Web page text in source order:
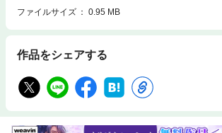
ファイルサイズ
0.95 MB
作品をシェアする